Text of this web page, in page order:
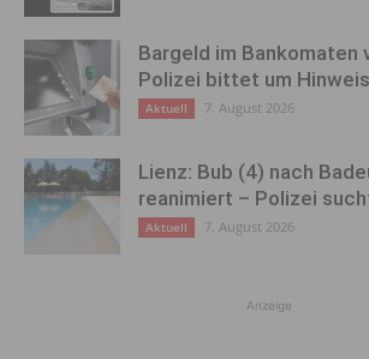
Bargeld im Bankomaten
Polizei bittet um
Aktuell 7. August 2026
Lienz: Bub (4) nach
reanimiert – Polizei
Aktuell 7. August 2026
Anzeige